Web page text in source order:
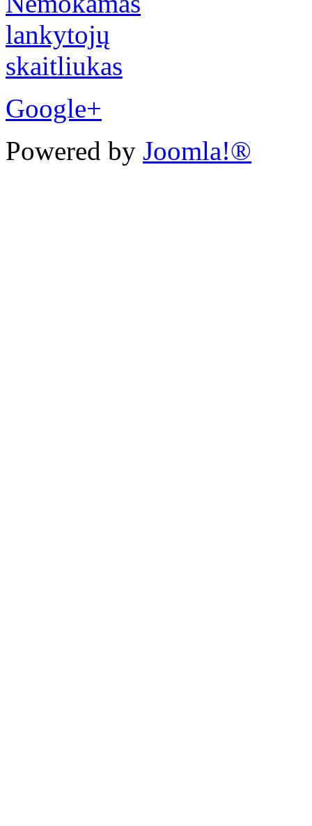
Google+
Powered by Joomla!®